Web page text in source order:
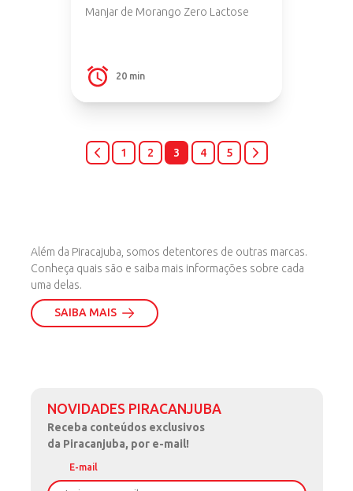
Manjar de Morango Zero Lactose
20 min
1 2 3 4 5
Além da Piracajuba, somos detentores de outras marcas.
Conheça quais são e saiba mais informações sobre cada
uma delas.
SAIBA MAIS
NOVIDADES PIRACANJUBA
Receba conteúdos exclusivos
da Piracanjuba, por e-mail!
E-mail